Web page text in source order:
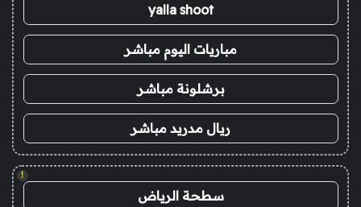
yalla shoot
مباريات اليوم مباشر
برشلونة مباشر
ريال مدريد مباشر
!
سطحة الرياض